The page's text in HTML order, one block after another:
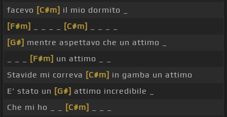
facevo [C#m] il mio dormito _
[F#m]
[C#m]
[G#] mentre aspettavo che un attimo _
[F#m] un attimo _ _
Stavide mi correva [C#m] in gamba un attimo
E' stato un [G#] attimo incredibile _
Che mi ho _ _
[C#m]